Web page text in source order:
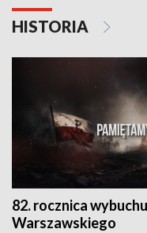
HISTORIA
82. rocznica
Warszawskiego